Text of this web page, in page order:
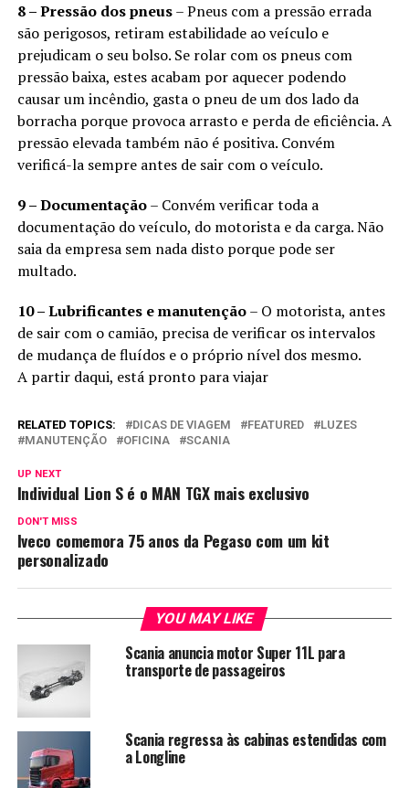
8 – Pressão dos pneus– Pneus com a pressão errada
são perigosos, retiram estabilidade ao veículo e
prejudicam o seu bolso. Se rolar com os pneus com
pressão baixa, estes acabam por aquecer podendo
causar um incêndio, gasta o pneu de um dos lado da
borracha porque provoca arrasto e perda de eficiência. A
pressão elevada também não é positiva. Convém
verificá-la sempre antes de sair com o veículo.
9 – Documentação– Convém verificar toda a
documentação do veículo, do motorista e da carga. Não
saia da empresa sem nada disto porque pode ser
multado.
10 – Lubrificantes e manutenção– O motorista, antes
de sair com o camião, precisa de verificar os intervalos
de mudança de fluídos e o próprio nível dos mesmo.
A partir daqui, está pronto para viajar
RELATED TOPICS: DICAS DE VIAGEM FEATURED
LUZES
MANUTENÇÃO
OFICINA SCANIA
UP NEXT
Individual Lion S é o MAN TGX mais exclusivo
DON'T MISS
Iveco comemora 75 anos da Pegaso com um kit
personalizado
YOU MAY LIKE
Scania anuncia motor Super 11L para
transporte de passageiros
Scania regressa às cabinas estendidas com
a Longline